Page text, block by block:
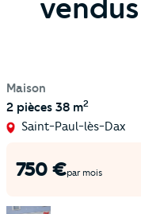
Maison
2 pièces 38 m2
Saint-Paul-lès-Dax
750 €par mois